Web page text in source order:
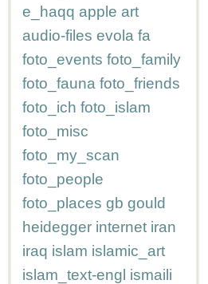
e_haqq apple art
audio-files evola fa
foto_events foto_family
foto_fauna foto_friends
foto_ich foto_islam
foto_misc
foto_my_scan
foto_people
foto_places gb gould
heidegger internet iran
iraq islam islamic_art
islam_text-engl ismaili